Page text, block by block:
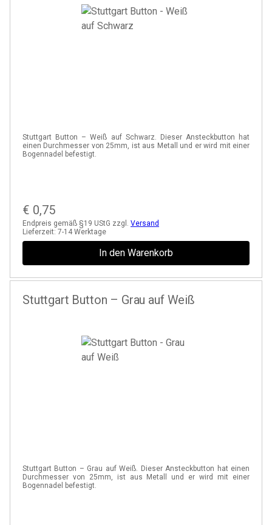
Stuttgart Button – Weiß auf Schwarz. Dieser Ansteckbutton hat
einen Durchmesser von 25mm, ist aus Metall und er wird mit einer
Bogennadel befestigt.
€ 0,75
Endpreis gemäß §19 UStG zzgl. Versand
Lieferzeit: 7-14 Werktage
In den Warenkorb
Stuttgart Button – Grau auf Weiß
Stuttgart Button – Grau auf Weiß. Dieser Ansteckbutton hat einen
Durchmesser von 25mm, ist aus Metall und er wird mit einer
Bogennadel befestigt.